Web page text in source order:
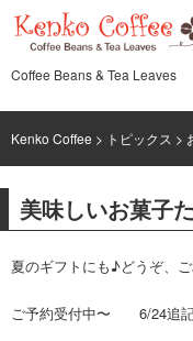
Coffee Beans & Tea Leaves
Kenko Coffee > トピックス >
美味しいお菓子
夏のギフトにも♪どうぞ、
ご予約受付中〜 6/24追